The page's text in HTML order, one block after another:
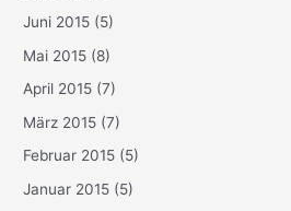
Juni 2015 (5)
Mai 2015 (8)
April 2015 (7)
März 2015 (7)
Februar 2015 (5)
Januar 2015 (5)